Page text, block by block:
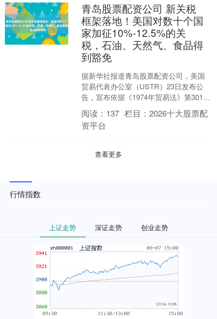
青岛股票配资公司 新关税
框架落地！美国对数十个国
家加征10%-12.5%的关
税，石油、天然气、食品得
到豁免
据新华社报道青岛股票配资公司，美国
贸易代表办公室（USTR）23日发布公
告，宣布依据《1974年贸易法》第301
条，以所谓“强迫劳动”为名对数十个国家
和地区加征....
阅读： 137 栏目：2026十大股票配
资平台
查看更多
行情指数
上证走势 深证走势 创业走势